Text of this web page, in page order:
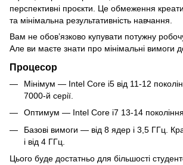
перспективні проєкти. Це обмеження
та мінімальна результативність навчання.
Вам не обов’язково купувати потужну
Але ви маєте знати про мінімальні вимоги
Процесор
Мінімум — Intel Core i5 від 11-12
7000-й серії.
Оптимум — Intel Core i7 13-14
Базові вимоги — від 8 ядер і 3,5 ГГц.
і від 4 ГГц.
Цього буде достатньо для більшості